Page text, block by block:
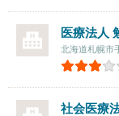
医療法人
北海道札幌市
社会医療